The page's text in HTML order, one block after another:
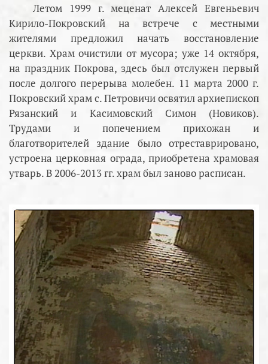
Летом 1999 г. меценат Алексей Евгеньевич
Кирило-Покровский на встрече с местными
жителями предложил начать восстановление
церкви. Храм очистили от мусора; уже 14 октября,
на праздник Покрова, здесь был отслужен первый
после долгого перерыва молебен. 11 марта 2000 г.
Покровский храм с. Петровичи освятил архиепископ
Рязанский и Касимовский Симон (Новиков).
Трудами и попечением прихожан и
благотворителей здание было отреставрировано,
устроена церковная ограда, приобретена храмовая
утварь. В 2006-2013 гг. храм был заново расписан.